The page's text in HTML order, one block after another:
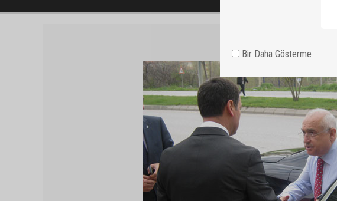
Bir Daha Gösterme